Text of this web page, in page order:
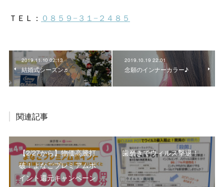
2019.11.10 02:13
結婚式シーズン♬
2019.10.19 22:01
念願のインナーカラー♪
関連記事
【2/27から】物価高騰打
破！よなごプレミアムポ
イント還元キャンペーン
歯磨きでウィルス撃退！